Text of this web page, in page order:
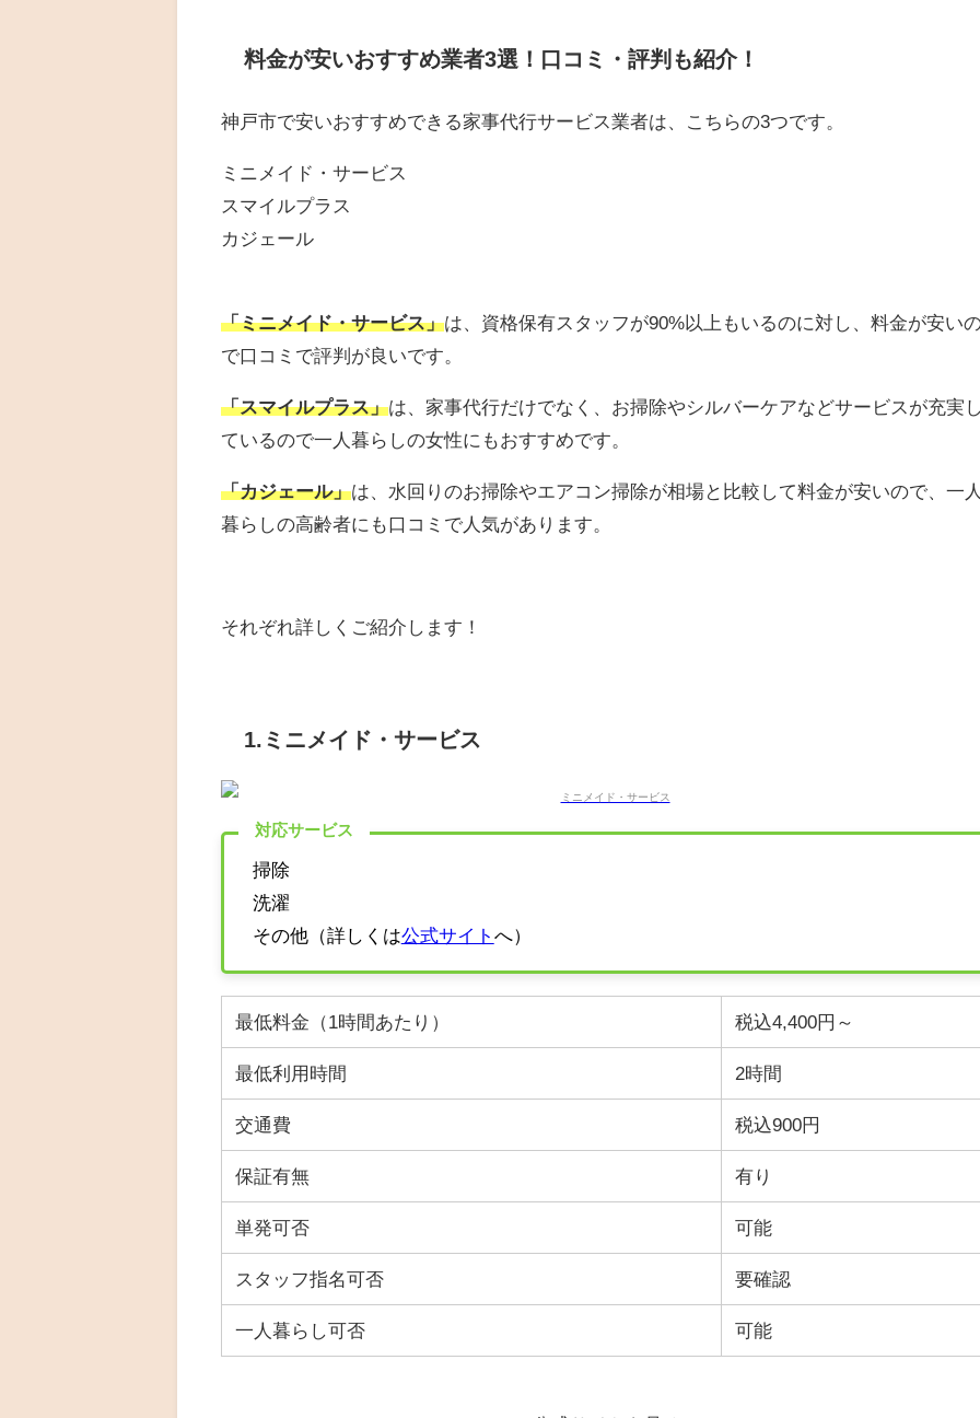
料金が安いおすすめ業者3選！口コミ・評判も紹介！
神戸市で安いおすすめできる家事代行サービス業者は、こちらの3つです。
ミニメイド・サービス
スマイルプラス
カジェール
「ミニメイド・サービス」は、資格保有スタッフが90%以上もいるのに対し、料金が安い
で口コミで評判が良いです。
「スマイルプラス」は、家事代行だけでなく、お掃除やシルバーケアなどサービスが充実
ているので一人暮らしの女性にもおすすめです。
「カジェール」は、水回りのお掃除やエアコン掃除が相場と比較して料金が安いので、一
暮らしの高齢者にも口コミで人気があります。
それぞれ詳しくご紹介します！
1.ミニメイド・サービス
対応サービス
掃除
洗濯
その他（詳しくは公式サイト へ）
最低料金（1時間あたり） 税込4,400円～
最低利用時間 2時間
交通費 税込900円
保証有無 有り
単発可否 可能
スタッフ指名可否 要確認
一人暮らし可否 可能